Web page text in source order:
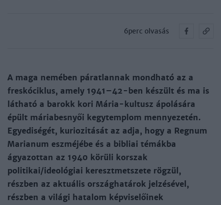
6perc olvasás
A maga nemében páratlannak mondható az a
freskóciklus, amely 1941–42-ben készült és ma is
látható a barokk kori Mária-kultusz ápolására
épült máriabesnyői kegytemplom mennyezetén.
Egyediségét, kuriozitását az adja, hogy a Regnum
Marianum eszméjébe és a bibliai témákba
ágyazottan az 1940 körüli korszak
politikai/ideológiai keresztmetszete rögzül,
részben az aktuális országhatárok jelzésével,
részben a világi hatalom képvi­se­lői­nek